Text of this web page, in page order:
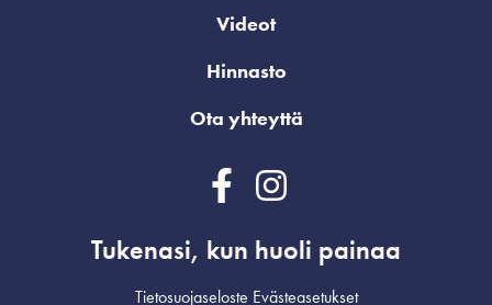
Videot
Hinnasto
Ota yhteyttä
Tukenasi, kun huoli painaa
Tietosuojaseloste Evästeasetukset